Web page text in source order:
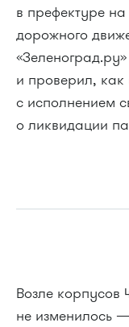
в префектуре
дорожного
и проверил, как
с исполнением
о ликвидации
Возле корпусов
не изменилось